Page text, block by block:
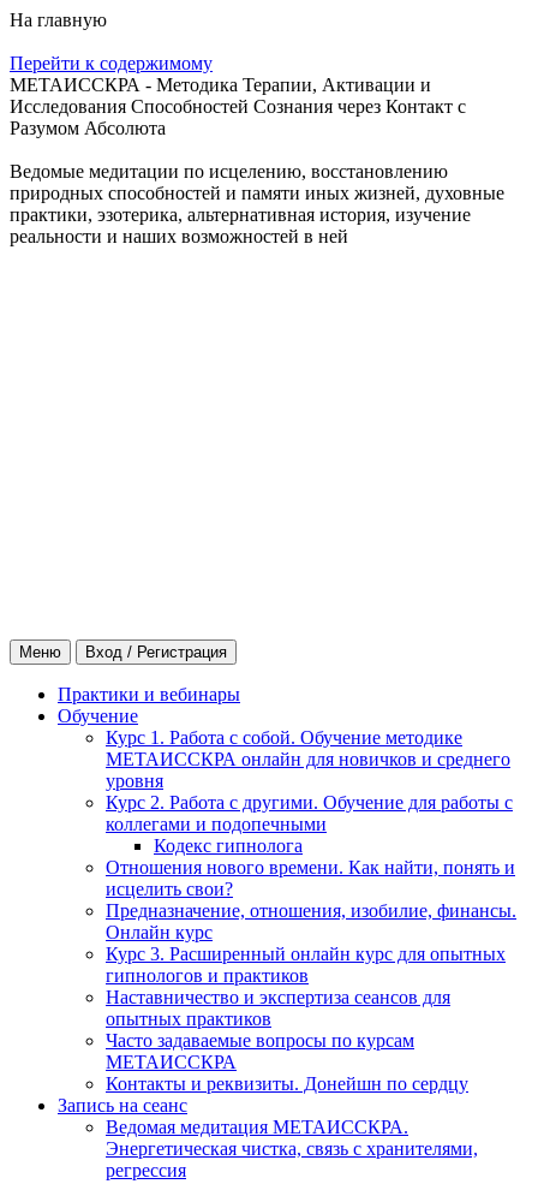
На главную
Перейти к содержимому
МЕТАИССКРА - Методика Терапии, Активации и
Исследования Способностей Сознания через Контакт с
Разумом Абсолюта
Ведомые медитации по исцелению, восстановлению
природных способностей и памяти иных жизней, духовные
практики, эзотерика, альтернативная история, изучение
реальности и наших возможностей в ней
Меню Вход / Регистрация
Практики и вебинары
Обучение
Курс 1. Работа с собой. Обучение методике
МЕТАИССКРА онлайн для новичков и среднего
уровня
Курс 2. Работа с другими. Обучение для работы с
коллегами и подопечными
Кодекс гипнолога
Отношения нового времени. Как найти, понять и
исцелить свои?
Предназначение, отношения, изобилие, финансы.
Онлайн курс
Курс 3. Расширенный онлайн курс для опытных
гипнологов и практиков
Наставничество и экспертиза сеансов для
опытных практиков
Часто задаваемые вопросы по курсам
МЕТАИССКРА
Контакты и реквизиты. Донейшн по сердцу
Запись на сеанс
Ведомая медитация МЕТАИССКРА.
Энергетическая чистка, связь с хранителями,
регрессия